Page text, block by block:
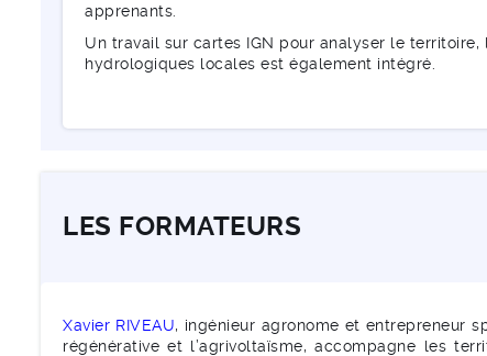
apprenants.
Un travail sur cartes IGN pour analyser le
hydrologiques locales est également intégré.
LES FORMATEURS
Xavier RIVEAU, ingénieur agronome et entrepreneur
régénérative et l’agrivoltaïsme, accompagne les